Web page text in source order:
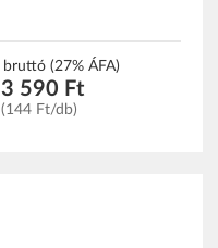
bruttó (27% ÁFA)
3 590 Ft
(144 Ft/db)